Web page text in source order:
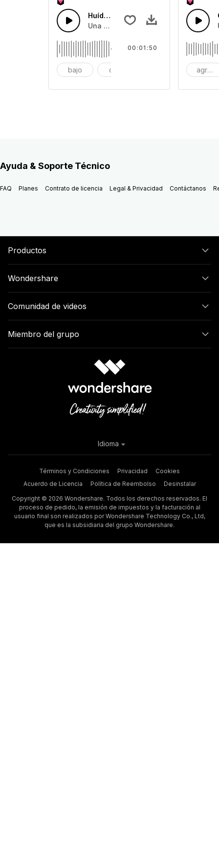
Huída House Beat
Una pista pop beat para una
bajo club
00:01:50
Ayuda & Soporte Técnico
FAQ Planes Contrato de licencia Legal & Privacidad Contáctanos
Productos
Wondershare
Comunidad de videos
Miembro del grupo
Términos y Condiciones Privacidad
Cookies
Acuerdo de Licencia
Política de Reembolso
Desinstalar
Copyright © 2026 Wondershare. Todos los derechos reservados. El
proceso de pedido, la emisión de impuestos y la facturación al
usuario final son realizados por Wondershare Technology Co., Ltd,
que es la subsidiaria del grupo Wondershare.
Idioma